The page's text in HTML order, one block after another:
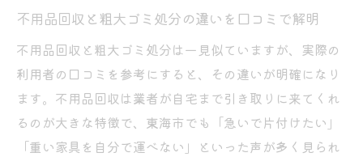
不用品回収と粗大ゴミ処分の違いを口コミで解明
不用品回収と粗大ゴミ処分は一見似ていますが、実際の
利用者の口コミを参考にすると、その違いが明確になり
ます。不用品回収は業者が自宅まで引き取りに来てくれ
るのが大きな特徴で、東海市でも「急いで片付けたい」
「重い家具を自分で運べない」といった声が多く見られ